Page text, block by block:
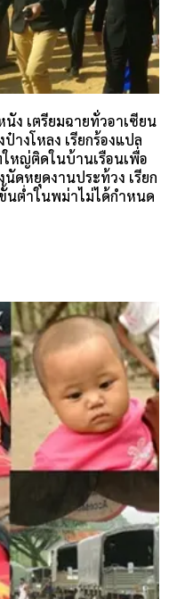
ง เตรียมฉายทั่วอาเซียน
างโหลง เรียกร้องแปล
หญ่ติดในบ้านเรือนเพื่อ
นัดหยุดงานประท้วง เรียก
นต่ำในพม่าไม่ได้กำหนด